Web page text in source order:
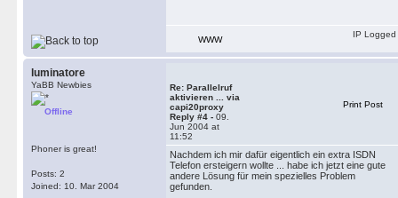
WWW
IP Logged
luminatore
YaBB Newbies
Offline
Phoner is great!
Posts: 2
Joined: 10. Mar 2004
Re: Parallelruf
aktivieren ... via
capi20proxy
Reply #4 - 09.
Jun 2004 at
11:52
Print Post
Nachdem ich mir dafür eigentlich ein extra ISDN
Telefon ersteigern wollte ... habe ich jetzt eine gute
andere Lösung für mein spezielles Problem
gefunden.